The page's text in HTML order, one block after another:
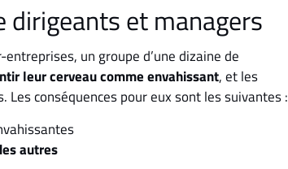
dirigeants et managers
un groupe d’une dizaine de
leur cerveau comme envahissant, et les
conséquences pour eux sont les suivantes :
autres